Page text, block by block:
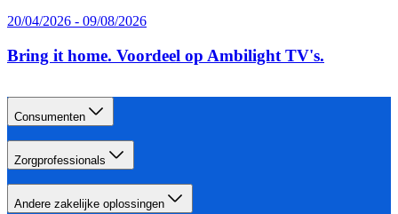
20/04/2026 - 09/08/2026
Bring it home. Voordeel op Ambilight TV's.
Consumenten
Zorgprofessionals
Andere zakelijke oplossingen